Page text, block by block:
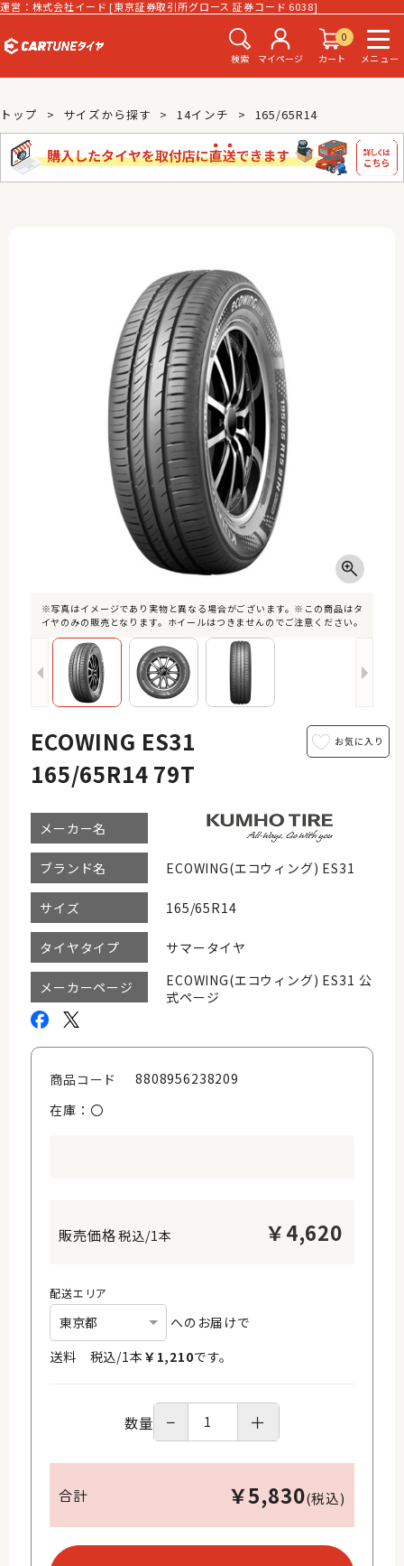
運営：株式会社イード [東京証券取引所グロース 証券コード 6038]
検索 マイページ
0
カート
メニュー
トップ サイズから探す 14インチ 165/65R14
※写真はイメージであり実物と異なる場合がございます。※この商品はタ
イヤのみの販売となります。ホイールはつきませんのでご注意ください。
ECOWING ES31
165/65R14 79T
メーカー名
ブランド名 ECOWING(エコウィング) ES31
サイズ 165/65R14
タイヤタイプ サマータイヤ
メーカーページ
ECOWING(エコウィング) ES31 公
式ページ
商品コード
8808956238209
在庫：〇
税込/1本 ￥4,620
配送エリア
へのお届けで
送料 税込/1本 ￥ 1,210です。
数量 − ＋
合計 ￥5,830(税込)